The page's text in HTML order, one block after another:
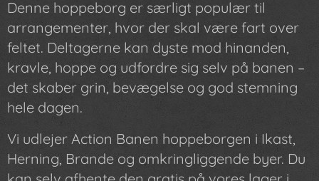
Denne hoppeborg er særligt populær til
arrangementer, hvor der skal være fart over
feltet. Deltagerne kan dyste mod hinanden,
kravle, hoppe og udfordre sig selv på banen –
det skaber grin, bevægelse og god stemning
hele dagen.
Vi udlejer Action Banen hoppeborgen i Ikast,
Herning, Brande og omkringliggende byer. Du